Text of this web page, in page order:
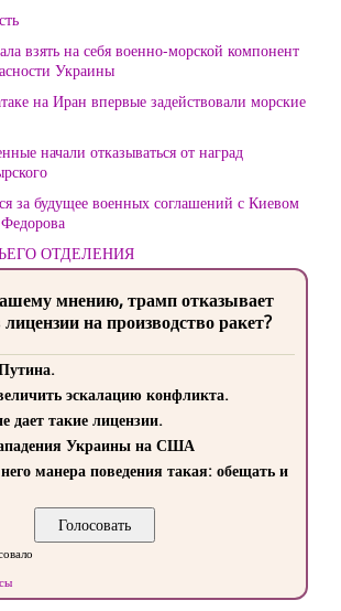
взять на себя военно-морской компонент
Украины
на Иран впервые задействовали морские
начали отказываться от наград
за будущее военных соглашений с Киевом
ОТДЕЛЕНИЯ
мнению, трамп отказывает
на производство ракет?
эскалацию конфликта.
дает такие лицензии.
Украины на США
манера поведения такая: обещать и